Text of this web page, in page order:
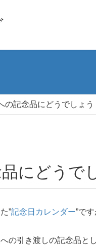
の記念品にどうでしょう
品にどうで
”記念日カレンダー”で
の引き渡しの記念品と